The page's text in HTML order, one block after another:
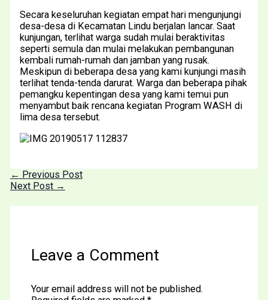
Secara keseluruhan kegiatan empat hari mengunjungi
desa-desa di Kecamatan Lindu berjalan lancar. Saat
kunjungan, terlihat warga sudah mulai beraktivitas
seperti semula dan mulai melakukan pembangunan
kembali rumah-rumah dan jamban yang rusak.
Meskipun di beberapa desa yang kami kunjungi masih
terlihat tenda-tenda darurat. Warga dan beberapa pihak
pemangku kepentingan desa yang kami temui pun
menyambut baik rencana kegiatan Program WASH di
lima desa tersebut.
← Previous Post
Next Post →
Leave a Comment
Your email address will not be published.